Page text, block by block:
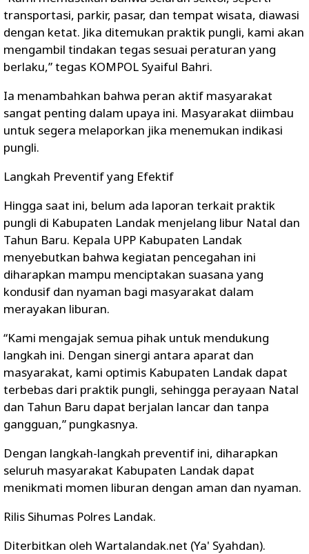
transportasi, parkir, pasar, dan tempat wisata, diawasi
dengan ketat. Jika ditemukan praktik pungli, kami akan
mengambil tindakan tegas sesuai peraturan yang
berlaku,” tegas KOMPOL Syaiful Bahri.
Ia menambahkan bahwa peran aktif masyarakat
sangat penting dalam upaya ini. Masyarakat diimbau
untuk segera melaporkan jika menemukan indikasi
pungli.
Langkah Preventif yang Efektif
Hingga saat ini, belum ada laporan terkait praktik
pungli di Kabupaten Landak menjelang libur Natal dan
Tahun Baru. Kepala UPP Kabupaten Landak
menyebutkan bahwa kegiatan pencegahan ini
diharapkan mampu menciptakan suasana yang
kondusif dan nyaman bagi masyarakat dalam
merayakan liburan.
“Kami mengajak semua pihak untuk mendukung
langkah ini. Dengan sinergi antara aparat dan
masyarakat, kami optimis Kabupaten Landak dapat
terbebas dari praktik pungli, sehingga perayaan Natal
dan Tahun Baru dapat berjalan lancar dan tanpa
gangguan,” pungkasnya.
Dengan langkah-langkah preventif ini, diharapkan
seluruh masyarakat Kabupaten Landak dapat
menikmati momen liburan dengan aman dan nyaman.
Rilis Sihumas Polres Landak.
Diterbitkan oleh Wartalandak.net (Ya' Syahdan).